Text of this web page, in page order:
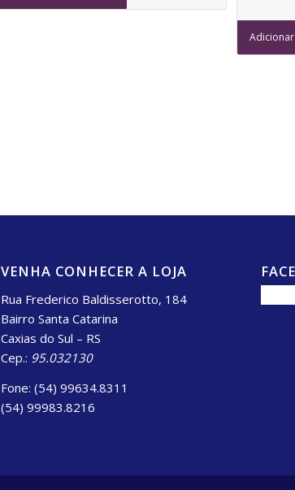
VENHA CONHECER A LOJA
Rua Frederico Baldisserotto, 184
Bairro Santa Catarina
Caxias do Sul – RS
Cep.: 95.032130
Fone: (54) 99634.8311
(54) 99983.8216